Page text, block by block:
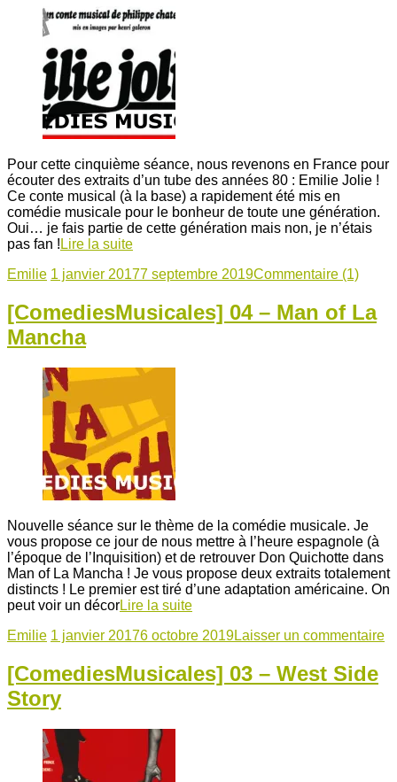
Pour cette cinquième séance, nous revenons en France pour
écouter des extraits d’un tube des années 80 : Emilie Jolie !
Ce conte musical (à la base) a rapidement été mis en
comédie musicale pour le bonheur de toute une génération.
Oui… je fais partie de cette génération mais non, je n’étais
pas fan ! Lire la suite
Emilie 1 janvier 20177 septembre 2019Commentaire (1)
[ComediesMusicales] 04 – Man of La
Mancha
Nouvelle séance sur le thème de la comédie musicale. Je
vous propose ce jour de nous mettre à l’heure espagnole (à
l’époque de l’Inquisition) et de retrouver Don Quichotte dans
Man of La Mancha ! Je vous propose deux extraits totalement
distincts ! Le premier est tiré d’une adaptation américaine. On
peut voir un décorLire la suite
Emilie 1 janvier 20176 octobre 2019Laisser un commentaire
[ComediesMusicales] 03 – West Side
Story